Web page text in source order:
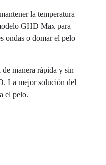
la temperatura
GHD Max para
ondas o domar el pelo
manera rápida y sin
La mejor solución del
el pelo.